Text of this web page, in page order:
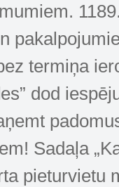
termiņa
dod
Sadaļa
pieturvietu